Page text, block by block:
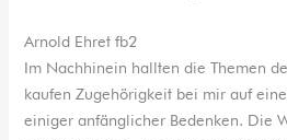
Arnold Ehret fb2
Im Nachhinein hallten die Themen
kaufen Zugehörigkeit bei mir auf
einiger anfänglicher Bedenken. Die